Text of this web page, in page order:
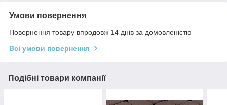
Умови повернення
Повернення товару впродовж 14 днів за домовленістю
Всі умови повернення
Подібні товари компанії